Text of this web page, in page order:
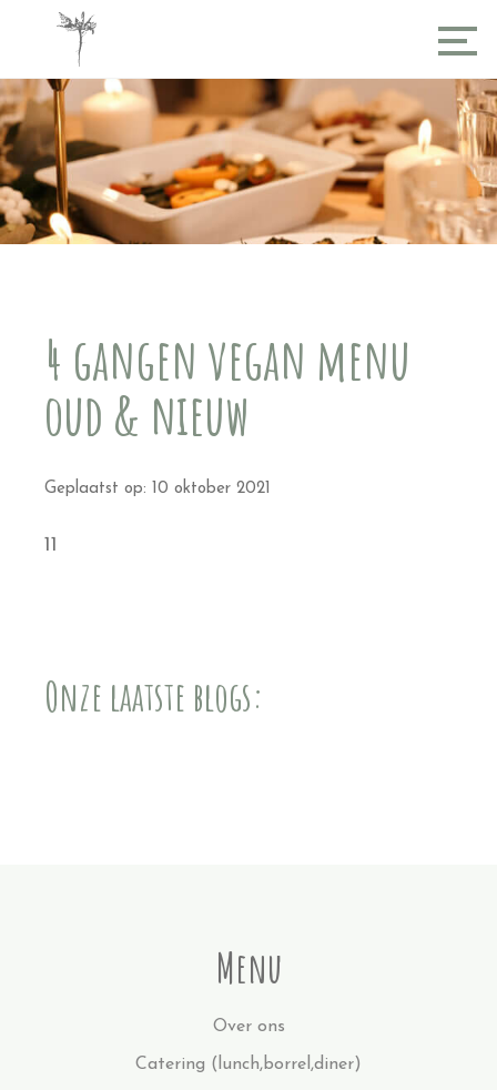
4 gangen vegan menu
oud & nieuw
Geplaatst op: 10 oktober 2021
11
Onze laatste blogs:
Menu
Over ons
Catering (lunch,borrel,diner)